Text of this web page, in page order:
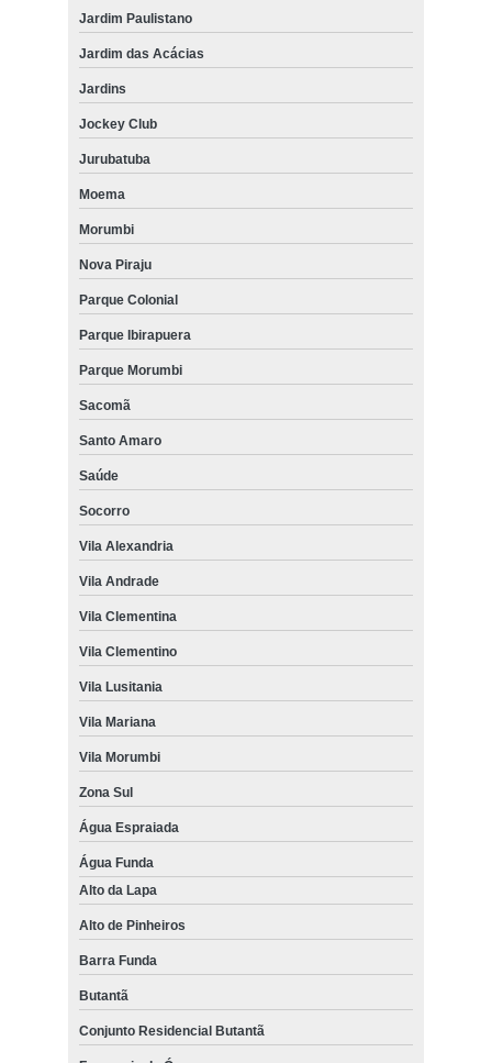
Jardim Paulistano
Jardim das Acácias
Jardins
Jockey Club
Jurubatuba
Moema
Morumbi
Nova Piraju
Parque Colonial
Parque Ibirapuera
Parque Morumbi
Sacomã
Santo Amaro
Saúde
Socorro
Vila Alexandria
Vila Andrade
Vila Clementina
Vila Clementino
Vila Lusitania
Vila Mariana
Vila Morumbi
Zona Sul
Água Espraiada
Água Funda
Alto da Lapa
Alto de Pinheiros
Barra Funda
Butantã
Conjunto Residencial Butantã